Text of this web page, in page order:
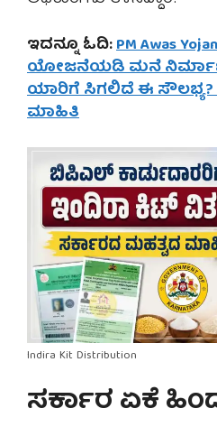
ಇದನ್ನೂ ಓದಿ:PM Awas
ಯೋಜನೆಯಡಿ ಮನೆ
ಯಾರಿಗೆ ಸಿಗಲಿದೆ ಈ ಸೌಲಭ್ಯ?
ಮಾಹಿತಿ
Indira Kit Distribution
ಸರ್ಕಾರ ಏಕೆ